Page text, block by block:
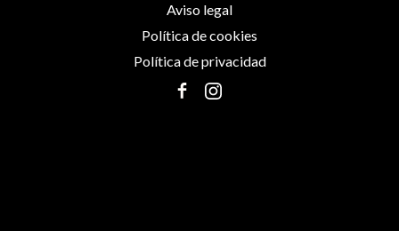
Aviso legal
Política de cookies
Política de privacidad